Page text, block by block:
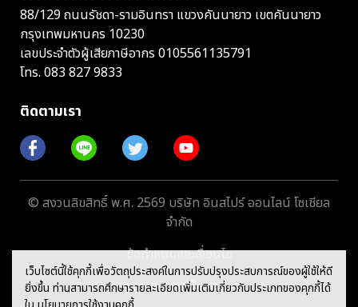
เว็บไซต์นี้ใช้คุกกี้เพื่อวัตถุประสงค์ในการปรับปรุงประสบการณ์ของผู้ใช้ให้ดี
ยิ่งขึ้น ท่านสามารถศึกษารายละเอียดเพิ่มเติมเกี่ยวกับประเภทของคุกกี้ได้
88/129 ถนนรัชดา-รามอินทรา แขวงคันนายาว เขตคันนายาว
กรุงเทพมหานคร 10230
เลขประจำตัวผู้เสียภาษีอากร 0105561135791
โทร. 083 827 9833
ติดตามเรา
© สงวนลิขสิทธิ์ พ.ศ. 2569 บริษัท อินสไปร์ ออนไลน์ โซเชียล
จำกัด
ข้อกำหนดและเงื่อนไข
ประกาศความเป็นส่วนตัว